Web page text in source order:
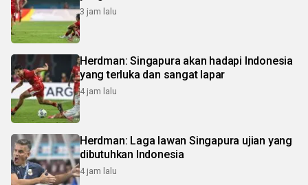
3 jam lalu
Herdman: Singapura akan hadapi Indonesia
yang terluka dan sangat lapar
4 jam lalu
Herdman: Laga lawan Singapura ujian yang
dibutuhkan Indonesia
4 jam lalu